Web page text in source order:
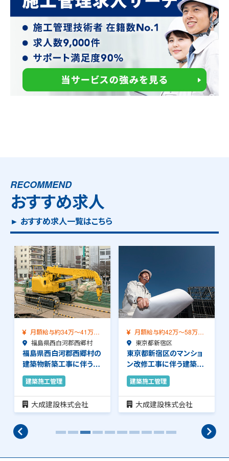
RECOMMEND
おすすめ求人
► おすすめ求人一覧はこちら
月額給与約42万～58万
（前職給与保証）…
東京都新宿区
東京都新宿区のマンショ
ン改修工事に伴う建築施
工管理のお仕事で…
建築施工管理
大成建設株式会社
月額給与約42万～58万
（前職給与保証）…
大阪府堺市
大阪府堺市の建築物新築
工事に伴う建築施工管理
のお仕事です。品…
建築施工管理
清水建設株式会社